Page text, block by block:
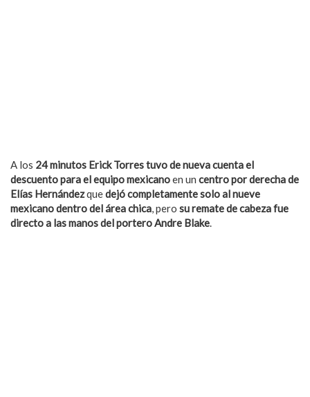
A los 24 minutos Erick Torres tuvo de nueva cuenta el
descuento para el equipo mexicanoen un centro por derecha de
Elías Hernándezquedejó completamente solo al nueve
mexicano dentro del área chica, pero su remate de cabeza fue
directo a las manos del portero Andre Blake.